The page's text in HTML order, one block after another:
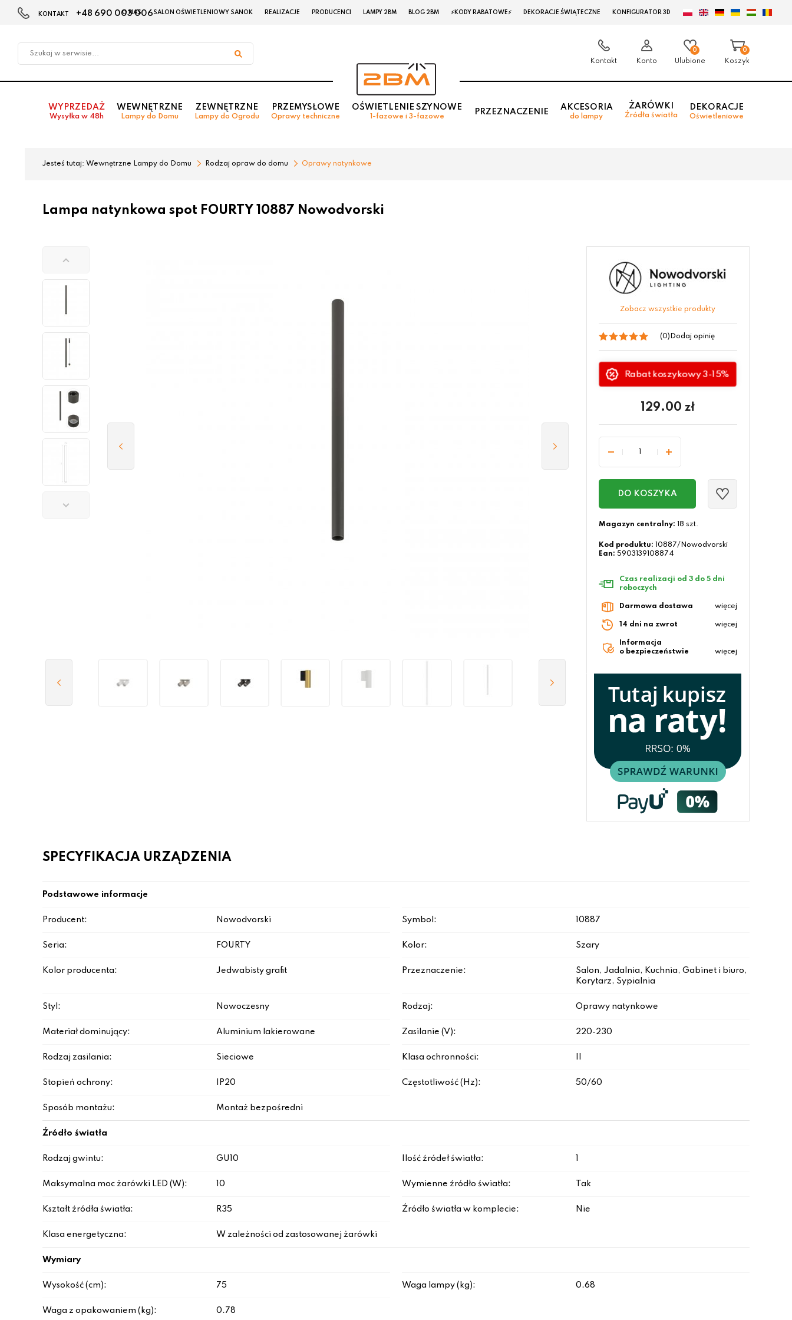
w
KONTAKT +48 690 003 006
O NAS SALON OŚWIETLENIOWY SANOK REALIZACJE PRODUCENCI LAMPY 2BM BLOG 2BM ⚡KODY RABATOWE⚡ DEKORACJE ŚWIĄTECZNE KONFIGURATOR 3D
Kontakt Konto
0
Ulubione
0
Koszyk
WYPRZEDAŻ
Wysyłka w 48h
WEWNĘTRZNE
Lampy do Domu
ZEWNĘTRZNE
Lampy do Ogrodu
PRZEMYSŁOWE
Oprawy techniczne
OŚWIETLENIE SZYNOWE
1-fazowe i 3-fazowe
PRZEZNACZENIE
AKCESORIA
do lampy
ŻARÓWKI
Źródła światła
DEKORACJE
Oświetleniowe
Jesteś tutaj: Wewnętrzne Lampy do Domu Rodzaj opraw do domu Oprawy natynkowe
Lampa natynkowa spot FOURTY 10887 Nowodvorski
Zobacz wszystkie produkty
(0) Dodaj opinię
Rabat koszykowy 3-15%
129.00 zł
DO KOSZYKA
Magazyn centralny: 18 szt.
Kod produktu:
10887/Nowodvorski
Ean: 5903139108874
Czas realizacji od 3 do 5 dni
roboczych
Darmowa dostawa więcej
14 dni na zwrot więcej
Informacja
o bezpieczeństwie
więcej
SPECYFIKACJA URZĄDZENIA
Podstawowe informacje
Producent: Nowodvorski Symbol: 10887
Seria: FOURTY Kolor: Szary
Kolor producenta: Jedwabisty grafit Przeznaczenie:
Salon, Jadalnia, Kuchnia, Gabinet i biuro,
Korytarz, Sypialnia
Styl: Nowoczesny Rodzaj: Oprawy natynkowe
Materiał dominujący: Aluminium lakierowane Zasilanie (V): 220-230
Rodzaj zasilania: Sieciowe Klasa ochronności:
Stopień ochrony: IP20 Częstotliwość (Hz): 50/60
Sposób montażu: Montaż bezpośredni
Źródło światła
Rodzaj gwintu: GU10 Ilość źródeł światła:
Maksymalna moc żarówki LED (W): 10 Wymienne źródło światła: Tak
Kształt źródła światła: R35 Źródło światła w komplecie: Nie
Klasa energetyczna: W zależności od zastosowanej żarówki
Wymiary
Wysokość (cm): 75 Waga lampy (kg): 0.68
Waga z opakowaniem (kg): 0.78